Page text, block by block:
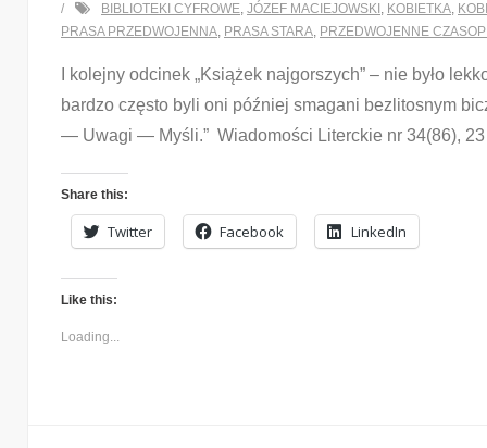
BIBLIOTEKI CYFROWE, JÓZEF MACIEJOWSKI , KOBIETKA,
PRASA PRZEDWOJENNA, PRASA STARA, PRZEDWOJENNE
I kolejny odcinek „Książek najgorszych” – nie było
bardzo często byli oni później smagani bezlitosnym
— Uwagi — Myśli.” Wiadomości Literckie nr 34(86),
Share this:
Twitter Facebook LinkedIn
Like this:
Loading...